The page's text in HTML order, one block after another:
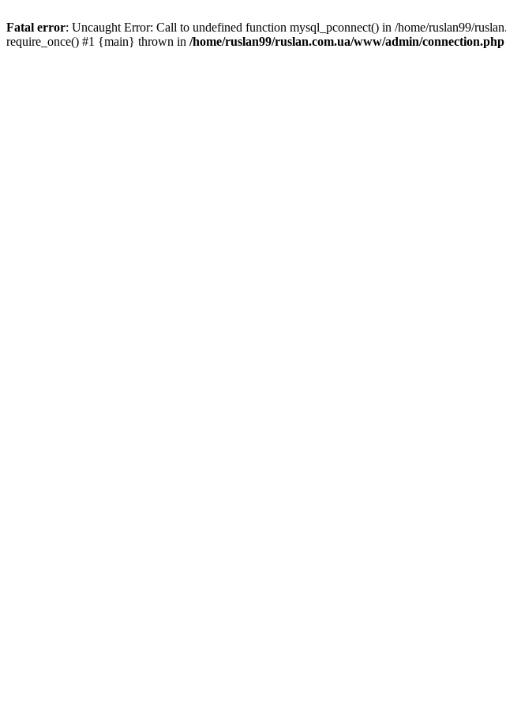
Fatal error: Uncaught Error: Call to undefined function mysql_pconnect() in /home/ruslan99/
require_once() #1 {main} thrown in /home/ruslan99/ruslan.com.ua/www/admin/connection.php